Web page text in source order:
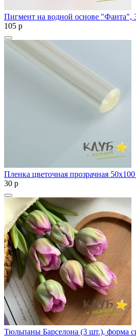
Пигмент на водной основе "Фанта",
105 p
Пленка цветочная прозрачная
30 p
Тюльпаны Барселона (3 шт.), форма